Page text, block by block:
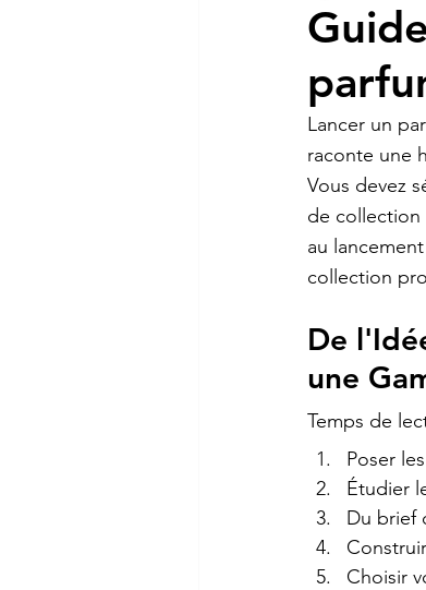
Lancer un
raconte une
Vous devez
de collection
au
collection
De
une
Temps de
Poser
Étudier
Du brief
Choisir